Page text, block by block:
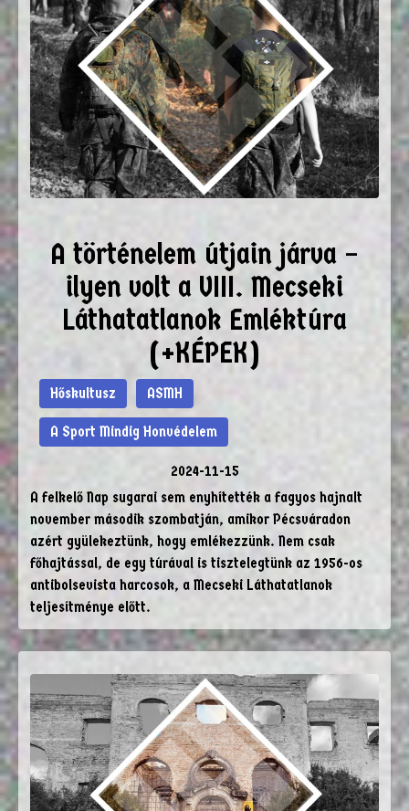
A történelem útjain járva –
ilyen volt a VIII. Mecseki
Láthatatlanok Emléktúra
(+KÉPEK)
Hőskultusz ASMH
A Sport Mindig Honvédelem
2024-11-15
A felkelő Nap sugarai sem enyhítették a fagyos hajnalt
november második szombatján, amikor Pécsváradon
azért gyülekeztünk, hogy emlékezzünk. Nem csak
főhajtással, de egy túrával is tisztelegtünk az 1956-os
antibolsevista harcosok, a Mecseki Láthatatlanok
teljesítménye előtt.